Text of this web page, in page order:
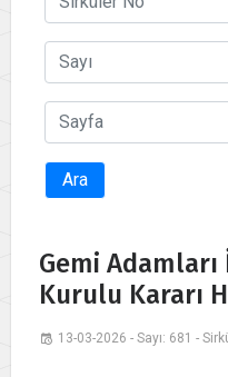
Ara
Gemi
Kurulu Kararı
13-03-2026 - Sayı: 681 -